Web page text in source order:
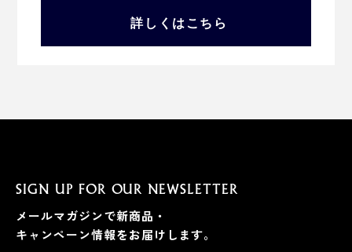
詳しくはこちら
SIGN UP FOR OUR NEWSLETTER
メールマガジンで新商品・
キャンペーン情報をお届けします。